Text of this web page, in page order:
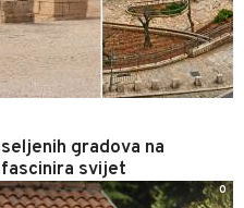
gradova na
svijet
0